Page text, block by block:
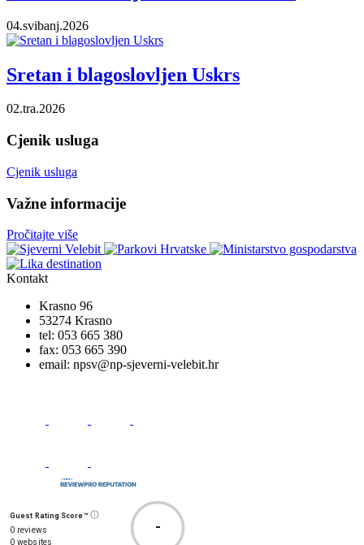
04.svibanj.2026
Sretan i blagoslovljen Uskrs
02.tra.2026
Cjenik usluga
Cjenik usluga
Važne informacije
Pročitajte više
Kontakt
Krasno 96
53274 Krasno
tel: 053 665 380
fax: 053 665 390
email: npsv@np-sjeverni-velebit.hr
Guest Rating Score™
0 reviews
0 websites
-